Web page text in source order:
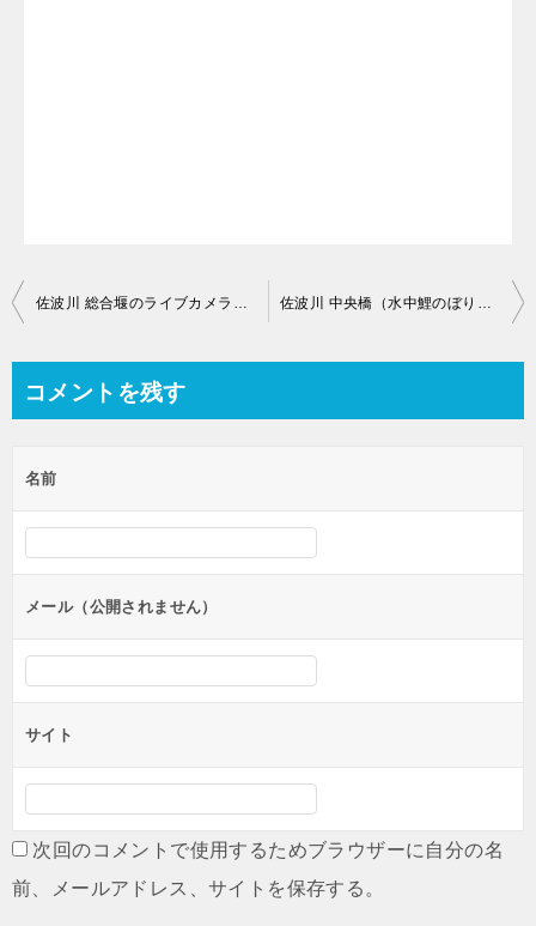
投
ビ
ー
シ
ン
佐波川 総合堰のライブカメラ【山口県防府市迫戸町】 佐波川 中央橋（水中鯉のぼり観賞地）のライブカメラ【山口県防府市】
コメントを残す
名前
メール（公開されません）
サイト
次回のコメントで使用するためブラウザーに自分の名
前、メールアドレス、サイトを保存する。